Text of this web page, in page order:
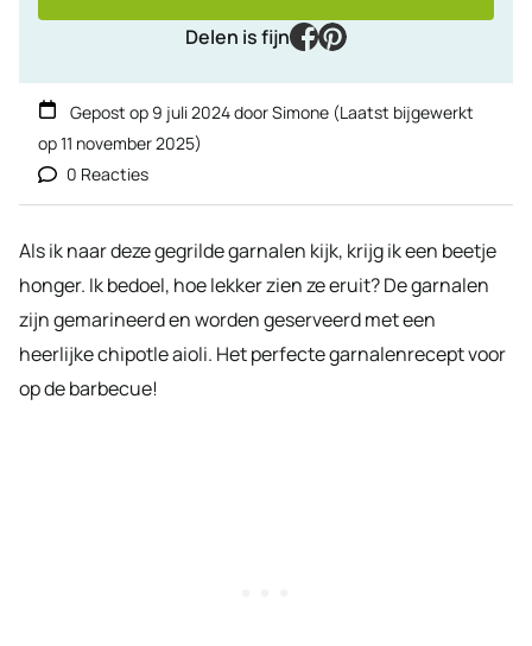
Delen is fijn
facebook
pinterest
Gepost op 9 juli 2024doorSimone (Laatst bijgewerkt
op11 november 2025)
0 Reacties
Als ik naar deze gegrilde garnalen kijk, krijg ik een beetje
honger. Ik bedoel, hoe lekker zien ze eruit? De garnalen
zijn gemarineerd en worden geserveerd met een
heerlijke chipotle aioli. Het perfecte garnalenrecept voor
op de barbecue!